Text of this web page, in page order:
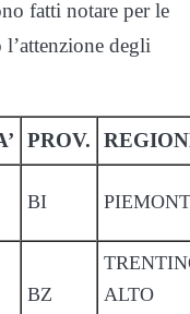
fatti notare per le
degli
PROV.
BI
BZ
ALTO